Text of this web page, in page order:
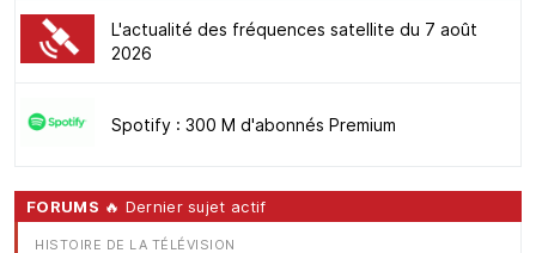
L'actualité des fréquences satellite du 7 août
2026
Spotify : 300 M d'abonnés Premium
FORUMS 🔥 Dernier sujet actif
HISTOIRE DE LA TÉLÉVISION